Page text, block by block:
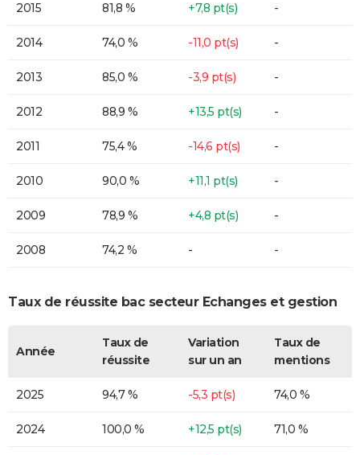
2015 81,8 % +7,8 pt(s) -
2014 74,0 % -11,0 pt(s) -
2013 85,0 % -3,9 pt(s) -
2012 88,9 % +13,5 pt(s) -
2011 75,4 % -14,6 pt(s) -
2010 90,0 % +11,1 pt(s) -
2009 78,9 % +4,8 pt(s) -
2008 74,2 % - -
Taux de réussite bac secteur Echanges et gestion
Année
Taux de
réussite
Variation
sur un an
Taux de
mentions
2025 94,7 % -5,3 pt(s) 74,0 %
2024 100,0 % +12,5 pt(s) 71,0 %